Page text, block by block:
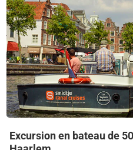
Excursion en bateau de